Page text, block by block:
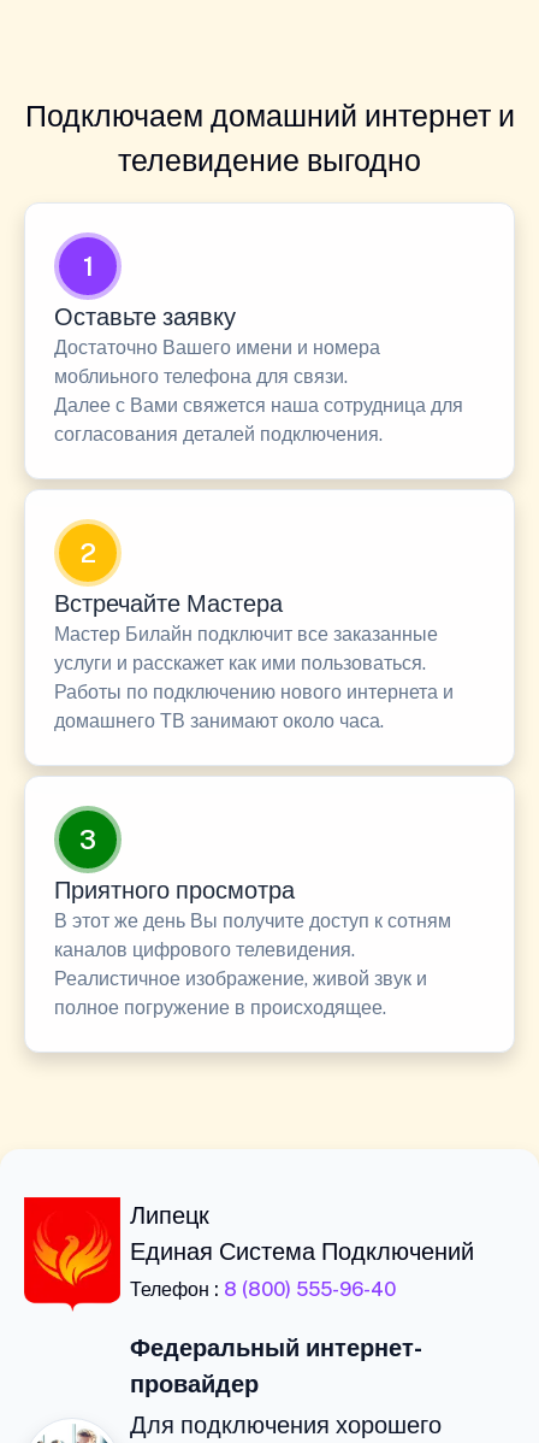
Подключаем домашний интернет и
телевидение выгодно
1
Оставьте заявку
Достаточно Вашего имени и номера
моблиьного телефона для связи.
Далее с Вами свяжется наша сотрудница для
согласования деталей подключения.
2
Встречайте Мастера
Мастер Билайн подключит все заказанные
услуги и расскажет как ими пользоваться.
Работы по подключению нового интернета и
домашнего ТВ занимают около часа.
3
Приятного просмотра
В этот же день Вы получите доступ к сотням
каналов цифрового телевидения.
Реалистичное изображение, живой звук и
полное погружение в происходящее.
Липецк
Единая Система Подключений
Телефон : 8 (800) 555-96-40
Федеральный интернет-
провайдер
Для подключения хорошего